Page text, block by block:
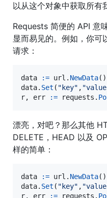
以从这个对象中获取所有
Requests 简便的 API 意
显而易见的。例如，你可
请求：
data := url . NewData
data. Set ( "key" ,
r, err := requests .
漂亮，对吧？那么其他
DELETE，HEAD 以及
样的简单：
data := url . NewData
data. Set ( "key" ,
r, err := requests .